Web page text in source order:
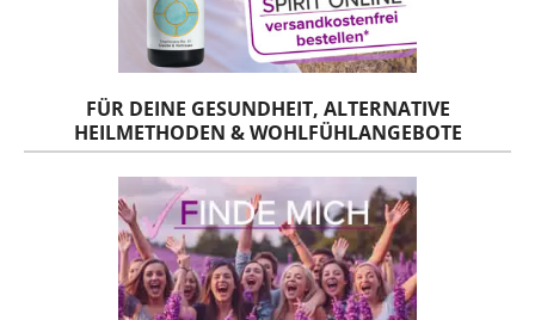
FÜR DEINE GESUNDHEIT, ALTERNATIVE
HEILMETHODEN & WOHLFÜHLANGEBOTE